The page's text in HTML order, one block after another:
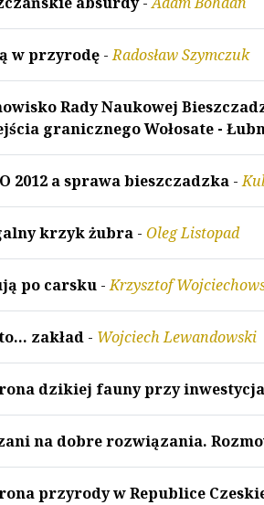
w przyrodę -Radosław Szymczuk
Rady Naukowej
granicznego Wołosate -
2012 a sprawa bieszczadzka -
krzyk żubra - Oleg Listopad
po carsku -Krzysztof
zakład - Wojciech Lewandowski
dzikiej fauny przy
na dobre rozwiązania.
przyrody w Republice